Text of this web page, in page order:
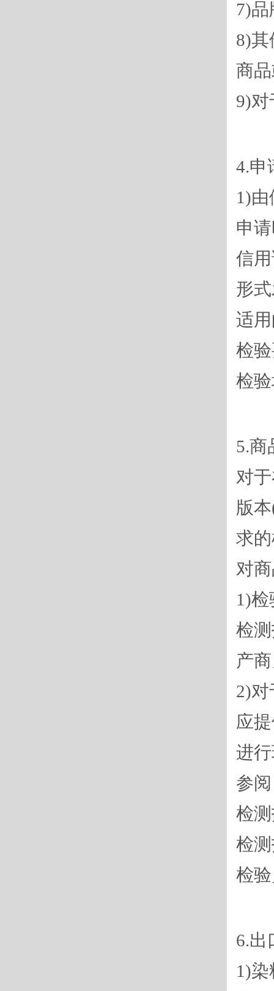
7)品
8)
商
9)
4.申
1)
申
信
形
适
检
检
5.商
对
版
求
对
1)
检
产
2)
应
进
参
检
检
检
6.出
1)